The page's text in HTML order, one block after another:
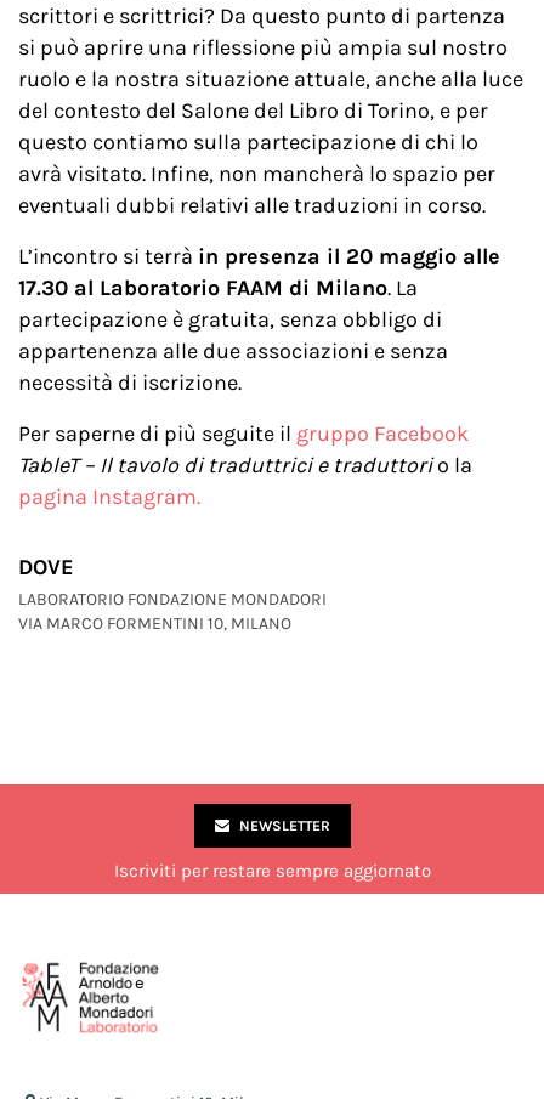
scrittori e scrittrici? Da questo punto di partenza
si può aprire una riflessione più ampia sul nostro
ruolo e la nostra situazione attuale, anche alla luce
del contesto del Salone del Libro di Torino, e per
questo contiamo sulla partecipazione di chi lo
avrà visitato. Infine, non mancherà lo spazio per
eventuali dubbi relativi alle traduzioni in corso.
L’incontro si terrà in presenza il 20 maggio alle
17.30 al Laboratorio FAAM di Milano. La
partecipazione è gratuita, senza obbligo di
appartenenza alle due associazioni e senza
necessità di iscrizione.
Per saperne di più seguite il gruppo Facebook
TableT – Il tavolo di traduttrici e traduttorio la
pagina Instagram.
DOVE
LABORATORIO FONDAZIONE MONDADORI
VIA MARCO FORMENTINI 10, MILANO
NEWSLETTER
Iscriviti per restare sempre aggiornato